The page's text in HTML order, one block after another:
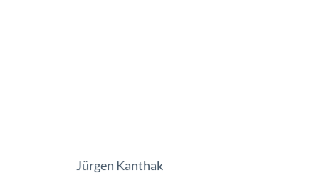
Jürgen Kanthak